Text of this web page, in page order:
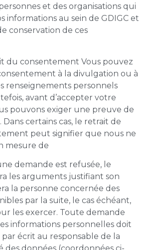
et des organisations qui
informations au sein de GDIGC et
conservation de ces
du consentement Vous pouvez
à la divulgation ou à
renseignements personnels
avant d’accepter votre
pouvons exiger une preuve de
certains cas, le retrait de
peut signifier que nous ne
mesure de
demande est refusée, le
les arguments justifiant son
la personne concernée des
par la suite, le cas échéant,
les exercer. Toute demande
informations personnelles doit
écrit au responsable de la